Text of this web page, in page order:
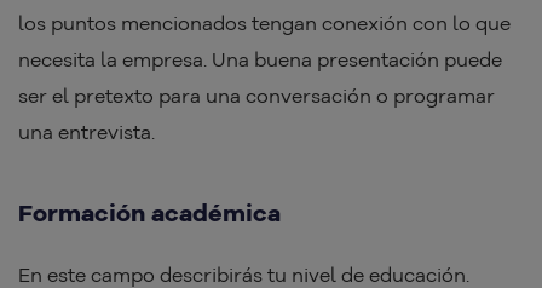
los puntos mencionados tengan conexión con lo que
necesita la empresa. Una buena presentación puede
ser el pretexto para una conversación o programar
una entrevista.
Formación académica
En este campo describirás tu nivel de educación.